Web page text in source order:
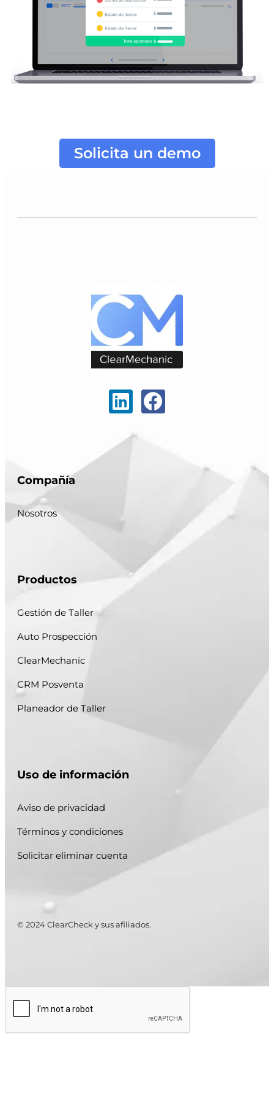
Solicita un demo
Compañía
Nosotros
Productos
Gestión de Taller
Auto Prospección
ClearMechanic
CRM Posventa
Planeador de Taller
Uso de información
Aviso de privacidad
Términos y condiciones
Solicitar eliminar cuenta
© 2024 ClearCheck y sus afiliados.